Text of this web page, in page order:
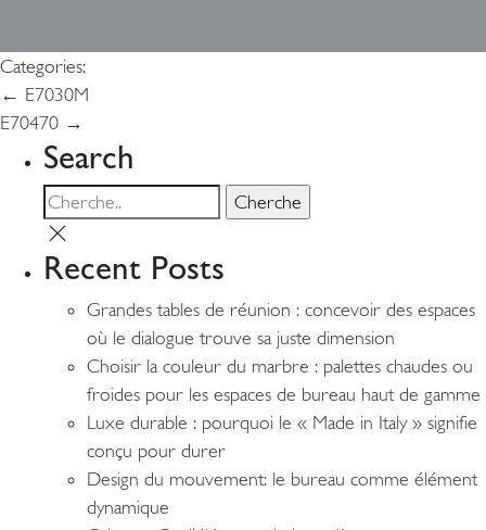
Categories:
Navigation
l’article
← E7030M
E70470 →
Search
Recent Posts
Grandes tables de réunion : concevoir des espaces
où le dialogue trouve sa juste dimension
Choisir la couleur du marbre : palettes chaudes ou
froides pour les espaces de bureau haut de gamme
Luxe durable : pourquoi le « Made in Italy » signifie
conçu pour durer
Design du mouvement: le bureau comme élément
dynamique